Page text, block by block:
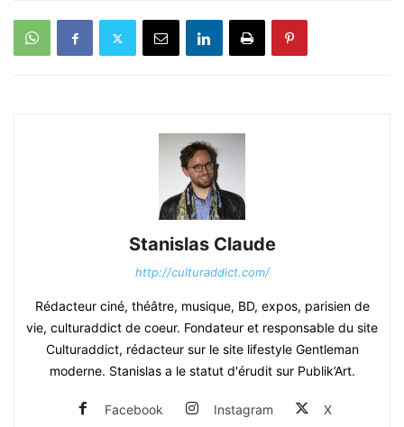
Stanislas Claude
http://culturaddict.com/
Rédacteur ciné, théâtre, musique, BD, expos, parisien de
vie, culturaddict de coeur. Fondateur et responsable du site
Culturaddict, rédacteur sur le site lifestyle Gentleman
moderne. Stanislas a le statut d'érudit sur Publik’Art.
Facebook Instagram X